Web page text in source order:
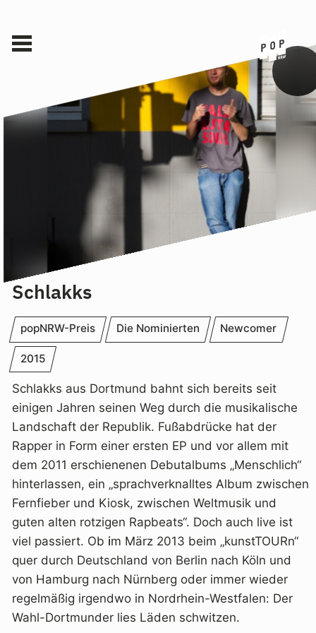
Schlakks
popNRW-Preis Die Nominierten Newcomer
2015
Schlakks aus Dortmund bahnt sich bereits seit
einigen Jahren seinen Weg durch die musikalische
Landschaft der Republik. Fußabdrücke hat der
Rapper in Form einer ersten EP und vor allem mit
dem 2011 erschienenen Debutalbums „Menschlich“
hinterlassen, ein „sprachverknalltes Album zwischen
Fernfieber und Kiosk, zwischen Weltmusik und
guten alten rotzigen Rapbeats“. Doch auch live ist
viel passiert. Ob im März 2013 beim „kunstTOURn“
quer durch Deutschland von Berlin nach Köln und
von Hamburg nach Nürnberg oder immer wieder
regelmäßig irgendwo in Nordrhein-Westfalen: Der
Wahl-Dortmunder lies Läden schwitzen.